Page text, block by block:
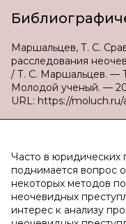
Маршальцев, Т. С.
расследования
/ Т. С. Маршальцев. —
Молодой ученый. —
URL: https://
Часто в юридических
поднимается вопрос
нeкоторых методов
неочевидных
интерес к анализу